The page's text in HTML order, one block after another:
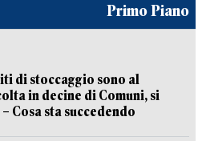
Primo Piano
di stoccaggio sono al
in decine di Comuni, si
Cosa sta succedendo